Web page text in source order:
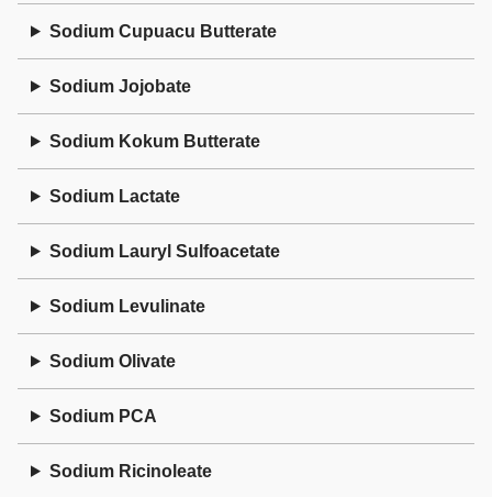
Sodium Cupuacu Butterate
Sodium Jojobate
Sodium Kokum Butterate
Sodium Lactate
Sodium Lauryl Sulfoacetate
Sodium Levulinate
Sodium Olivate
Sodium PCA
Sodium Ricinoleate